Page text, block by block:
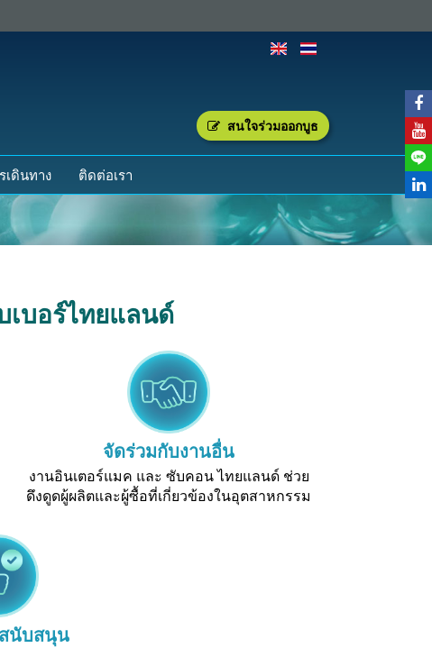
สนใจร่วมออกบูธ
เดินทาง ติดต่อเรา
บอร์ไทยแลนด์
จัดร่วมกับงานอื่น
งานอินเตอร์แมค และ ซับคอน ไทยแลนด์ ช่วย
ดึงดูดผู้ผลิตและผู้ซื้อที่เกี่ยวข้องในอุตสาหกรรม
นับสนุน